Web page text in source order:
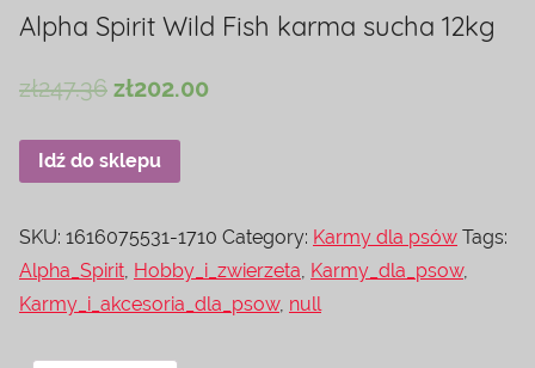
Alpha Spirit Wild Fish karma sucha 12kg
zł247.36 zł202.00
Idź do sklepu
SKU: 1616075531-1710 Category: Karmy dla psów Tags:
Alpha_Spirit, Hobby_i_zwierzeta, Karmy_dla_psow,
Karmy_i_akcesoria_dla_psow, null